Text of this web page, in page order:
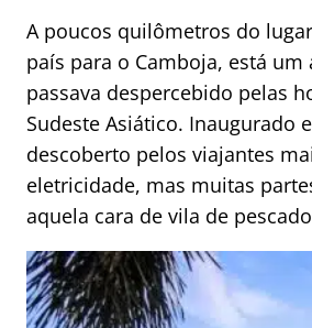
A poucos quilômetros do
país para o Camboja, está
passava despercebido pelas
Sudeste Asiático. Inaugurado
descoberto pelos viajantes
eletricidade, mas muitas
aquela cara de vila de